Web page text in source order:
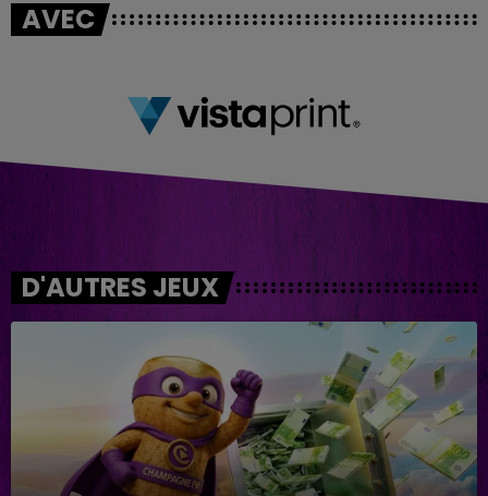
AVEC
D'AUTRES JEUX